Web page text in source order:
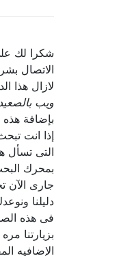
شكرا لك
الاتصال
لازال هذا
ويب
بإضافة
إذا انت
التى تسأل
بمحرك
جارى الآن
دليلنا
فى هذه
بزيارتنا
الإضافيه